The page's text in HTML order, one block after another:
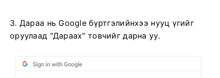
3. Дараа нь Google бүртгэлийнхээ нууц үгийг
оруулаад "Дараах" товчийг дарна уу.